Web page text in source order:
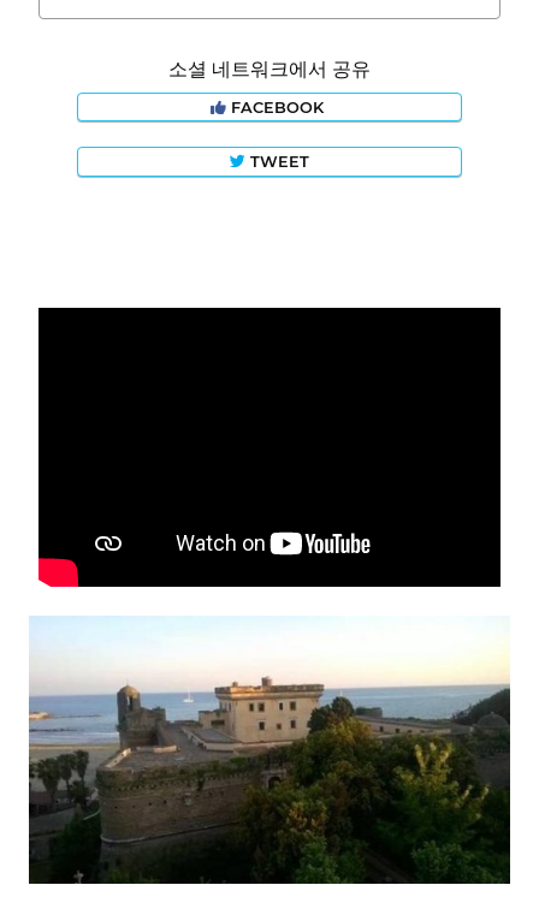
소셜 네트워크에서 공유
FACEBOOK
TWEET